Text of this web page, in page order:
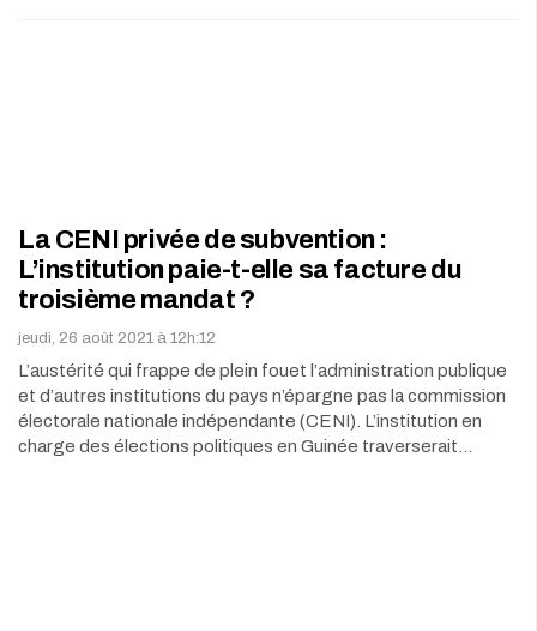
La CENI privée de subvention :
L’institution paie-t-elle sa facture du
troisième mandat ?
jeudi, 26 août 2021 à 12h:12
L’austérité qui frappe de plein fouet l’administration publique
et d’autres institutions du pays n’épargne pas la commission
électorale nationale indépendante (CENI). L’institution en
charge des élections politiques en Guinée traverserait…